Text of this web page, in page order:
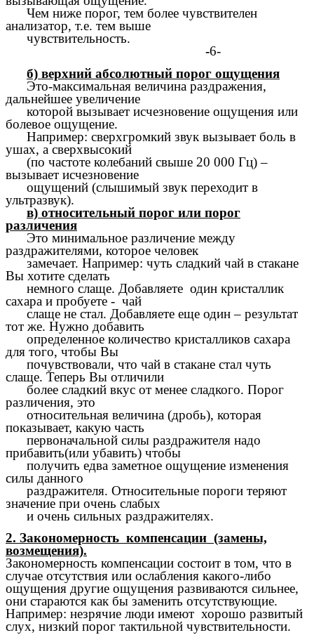
Чем ниже порог, тем более чувствителен
анализатор, т.е. тем выше
чувствительность.
-6-
б) верхний абсолютный порог ощущения
Это-максимальная величина раздражения,
дальнейшее увеличение
которой вызывает исчезновение ощущения или
болевое ощущение.
Например: сверхгромкий звук вызывает боль в
ушах, а сверхвысокий
(по частоте колебаний свыше 20 000 Гц) –
вызывает исчезновение
ощущений (слышимый звук переходит в
ультразвук).
в) относительный порог или порог
различения
Это минимальное различение между
раздражителями, которое человек
замечает. Например: чуть сладкий чай в стакане
Вы хотите сделать
немного слаще. Добавляете один кристаллик
сахара и пробуете - чай
слаще не стал. Добавляете еще один – результат
тот же. Нужно добавить
определенное количество кристалликов сахара
для того, чтобы Вы
почувствовали, что чай в стакане стал чуть
слаще. Теперь Вы отличили
более сладкий вкус от менее сладкого. Порог
различения, это
относительная величина (дробь), которая
показывает, какую часть
первоначальной силы раздражителя надо
прибавить(или убавить) чтобы
получить едва заметное ощущение изменения
силы данного
раздражителя. Относительные пороги теряют
значение при очень слабых
и очень сильных раздражителях.
2. Закономерность компенсации (замены,
возмещения).
Закономерность компенсации состоит в том, что в
случае отсутствия или ослабления какого-либо
ощущения другие ощущения развиваются сильнее,
они стараются как бы заменить отсутствующие.
Например: незрячие люди имеют хорошо развитый
слух, низкий порог тактильной чувствительности.